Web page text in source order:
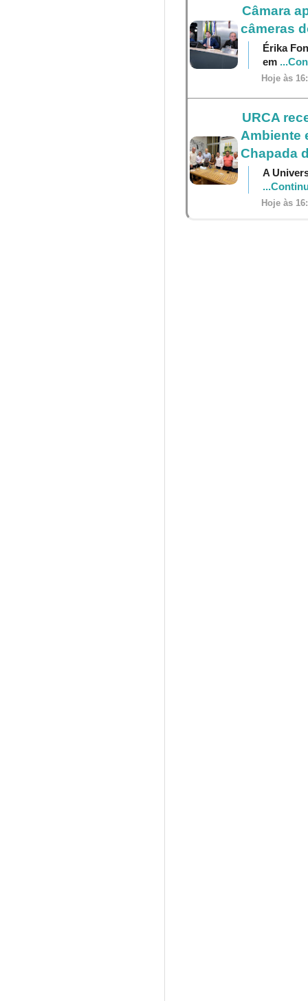
Câmara
câmeras
Érika
em
Hoje às
URCA
Ambiente
Chapada
A
Hoje às